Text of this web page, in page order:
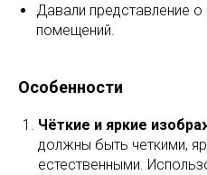
Давали представление
помещений.
Особенности
Чёткие и яркие
должны быть четкими,
естественными.